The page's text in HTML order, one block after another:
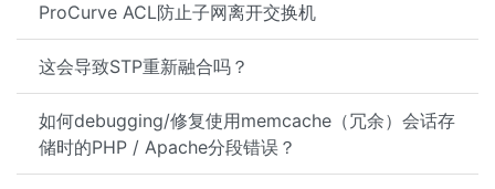
ProCurve ACL防止子网离开交换机
这会导致STP重新融合吗？
如何debugging/修复使用memcache（冗余）会话存
储时的PHP / Apache分段错误？